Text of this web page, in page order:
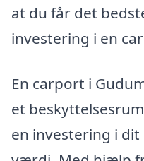
at du får det
investering i en
En carport i
et
en investering i